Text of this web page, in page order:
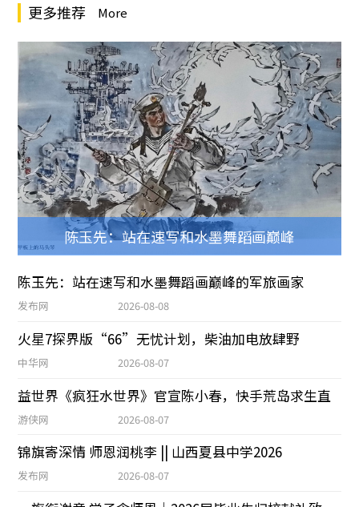
更多推荐 More
陈玉先：站在速写和水墨舞蹈画巅峰
陈玉先：站在速写和水墨舞蹈画巅峰的军旅画家
发布网 2026-08-08
火星7探界版“66”无忧计划，柴油加电放肆野
中华网 2026-08-07
益世界《疯狂水世界》官宣陈小春，快手荒岛求生直
游侠网 2026-08-07
锦旗寄深情 师恩润桃李 || 山西夏县中学2026
发布网 2026-08-07